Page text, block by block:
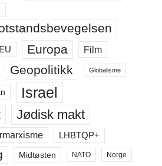
EU Europa Film
Geopolitikk Globalisme
Israel
Jødisk makt
LHBTQP+
Midtøsten NATO Norge